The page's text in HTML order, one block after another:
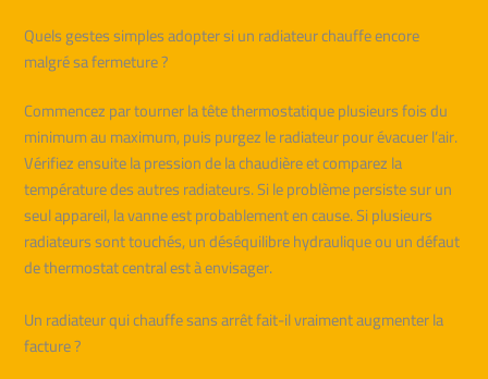
Quels gestes simples adopter si un radiateur chauffe encore
malgré sa fermeture ?
Commencez par tourner la tête thermostatique plusieurs fois du
minimum au maximum, puis purgez le radiateur pour évacuer l’air.
Vérifiez ensuite la pression de la chaudière et comparez la
température des autres radiateurs. Si le problème persiste sur un
seul appareil, la vanne est probablement en cause. Si plusieurs
radiateurs sont touchés, un déséquilibre hydraulique ou un défaut
de thermostat central est à envisager.
Un radiateur qui chauffe sans arrêt fait-il vraiment augmenter la
facture ?